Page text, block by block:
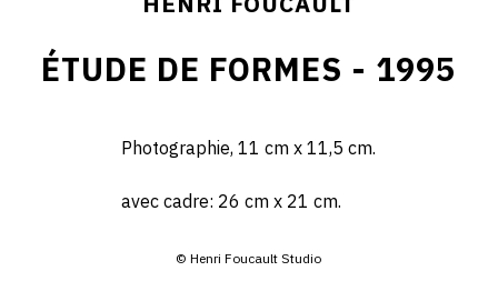
ÉTUDE DE FORMES - 1995
Photographie, 11 cm x 11,5 cm.
avec cadre: 26 cm x 21 cm.
© Henri Foucault Studio